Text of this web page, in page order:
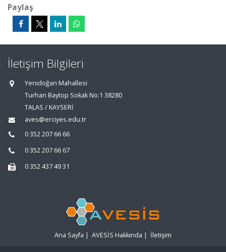
Paylaş
İletişim Bilgileri
Yenidoğan Mahallesi
Turhan Baytop Sokak No:1 38280
TALAS / KAYSERİ
aves@erciyes.edu.tr
0 352 207 66 66
0 352 207 66 67
0 352 437 49 31
Ana Sayfa | AVESİS Hakkında | İletişim